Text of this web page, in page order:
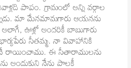
పాపం. గ్రామంలో అన్ని వర్గాల
మా మేనమామగారు ఆయనను
అలాగే, ఊళ్లో అందరికీ బాబుగారు
సీతమ్మ. నా వివాహానికి
రాయించాము. ఈ సీతారాములను
అందుకుని నేను పాలకీ